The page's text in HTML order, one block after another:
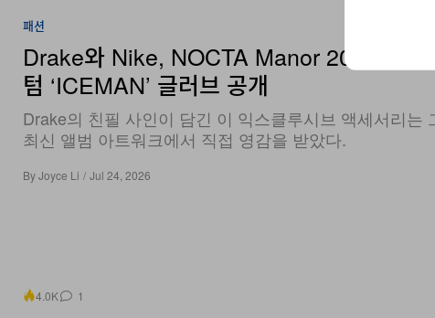
패션
Drake와 Nike, NOCTA Manor 2026에서
텀 ‘ICEMAN’ 글러브 공개
Drake의 친필 사인이 담긴 이 익스클루시브 액세서리는
최신 앨범 아트워크에서 직접 영감을 받았다.
ByJoyce Li / Jul 24, 2026
4.0K 1